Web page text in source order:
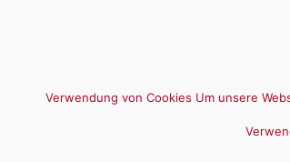
Verwendung von Cookies Um unsere